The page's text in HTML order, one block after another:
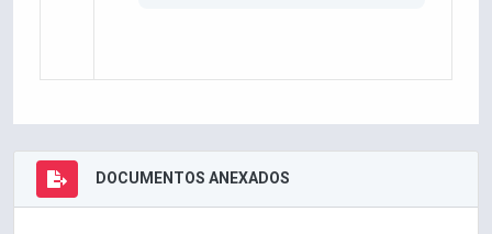
DOCUMENTOS ANEXADOS